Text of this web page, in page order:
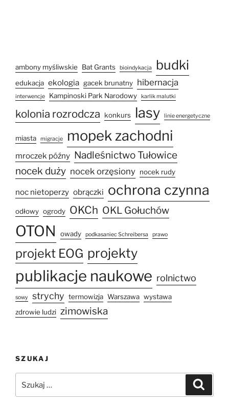
ambony myśliwskie Bat Grants bioindykacja budki
edukacja ekologia gacek brunatny hibernacja
interwencje Kampinoski Park Narodowy karlik malutki
kolonia rozrodcza konkurs lasy linie energetyczne
miasta migracje mopek zachodni
mroczek późny Nadleśnictwo Tułowice
nocek duży nocek orzęsiony nocek rudy
noc nietoperzy obrączki ochrona czynna
odłowy ogrody OKCh OKL Gołuchów
OTON owady podkasaniec Schreibersa prawo
projekt EOG projekty
publikacje naukowe rolnictwo
sowy strychy termowizja Warszawa wystawa
zdrowie ludzi zimowiska
SZUKAJ